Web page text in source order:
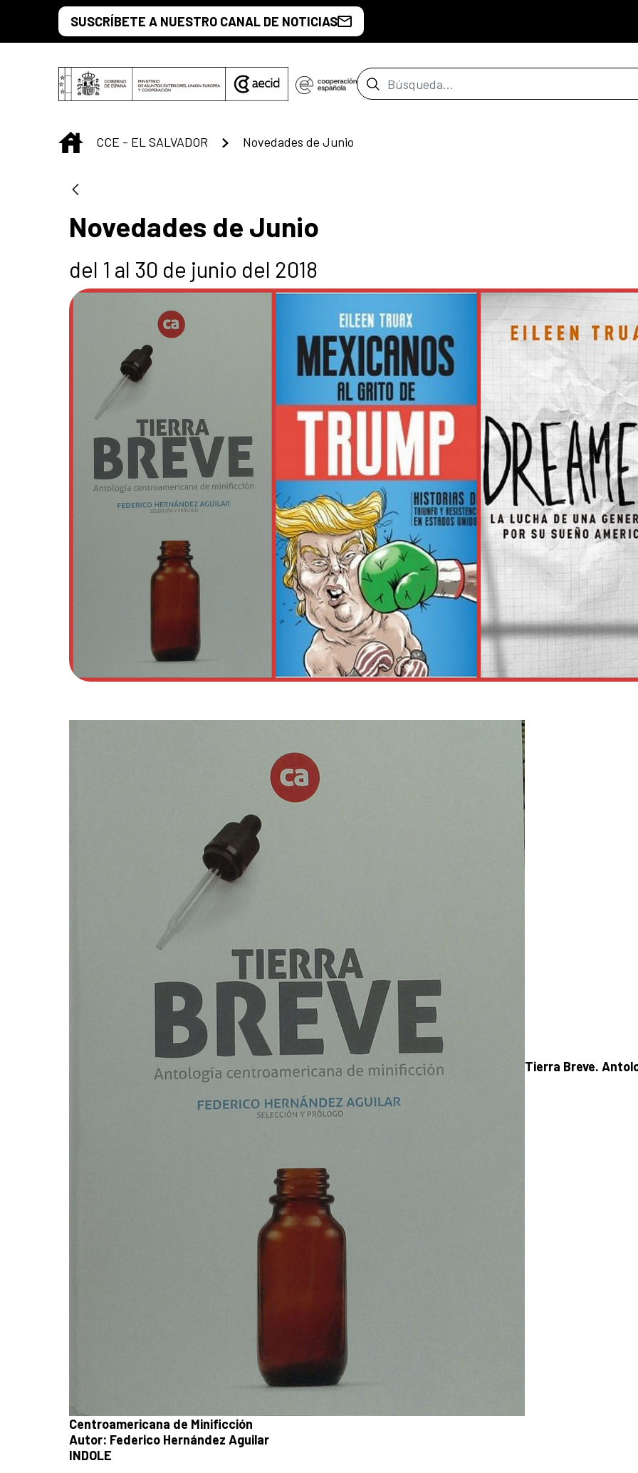
Saltar al contenido principal
SUSCRÍBETE A NUESTRO CANAL DE NOTICIAS
Barra de búsqueda
INICIO
CCE - EL SALVADOR Novedades de Junio
Novedades de Junio
del 1 al 30 de junio del 2018
Tierra Breve.
Centroamericana de Minificción
Autor: Federico Hernández Aguilar
INDOLE